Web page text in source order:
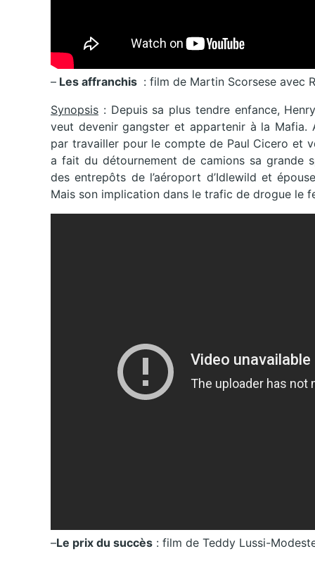
– Les affranchis : film de Martin Scorsese avec
Synopsis : Depuis sa plus tendre enfance,
veut devenir gangster et appartenir à la Mafia.
par travailler pour le compte de Paul Cicero et
a fait du détournement de camions sa grande
des entrepôts de l’aéroport d’Idlewild et
Mais son implication dans le trafic de drogue le
–Le prix du succès : film de Teddy Lussi-